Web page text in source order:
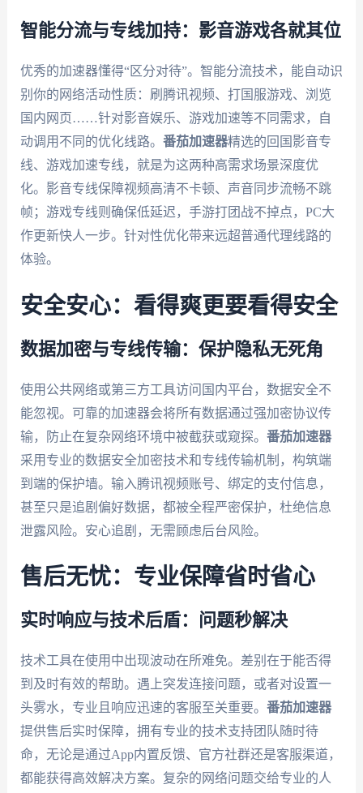
智能分流与专线加持：影音游戏各就其位
优秀的加速器懂得“区分对待”。智能分流技术，能自动识
别你的网络活动性质：刷腾讯视频、打国服游戏、浏览
国内网页……针对影音娱乐、游戏加速等不同需求，自
动调用不同的优化线路。 番茄加速器精选的回国影音专
线、游戏加速专线，就是为这两种高需求场景深度优
化。影音专线保障视频高清不卡顿、声音同步流畅不跳
帧；游戏专线则确保低延迟，手游打团战不掉点，PC大
作更新快人一步。针对性优化带来远超普通代理线路的
体验。
安全安心：看得爽更要看得安全
数据加密与专线传输：保护隐私无死角
使用公共网络或第三方工具访问国内平台，数据安全不
能忽视。可靠的加速器会将所有数据通过强加密协议传
输，防止在复杂网络环境中被截获或窥探。 番茄加速器
采用专业的数据安全加密技术和专线传输机制，构筑端
到端的保护墙。输入腾讯视频账号、绑定的支付信息，
甚至只是追剧偏好数据，都被全程严密保护，杜绝信息
泄露风险。安心追剧，无需顾虑后台风险。
售后无忧：专业保障省时省心
实时响应与技术后盾：问题秒解决
技术工具在使用中出现波动在所难免。差别在于能否得
到及时有效的帮助。遇上突发连接问题，或者对设置一
头雾水，专业且响应迅速的客服至关重要。 番茄加速器
提供售后实时保障，拥有专业的技术支持团队随时待
命，无论是通过App内置反馈、官方社群还是客服渠道，
都能获得高效解决方案。复杂的网络问题交给专业的人